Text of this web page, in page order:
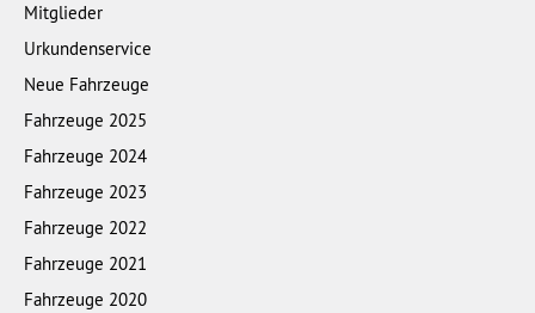
Mitglieder
Urkundenservice
Neue Fahrzeuge
Fahrzeuge 2025
Fahrzeuge 2024
Fahrzeuge 2023
Fahrzeuge 2022
Fahrzeuge 2021
Fahrzeuge 2020